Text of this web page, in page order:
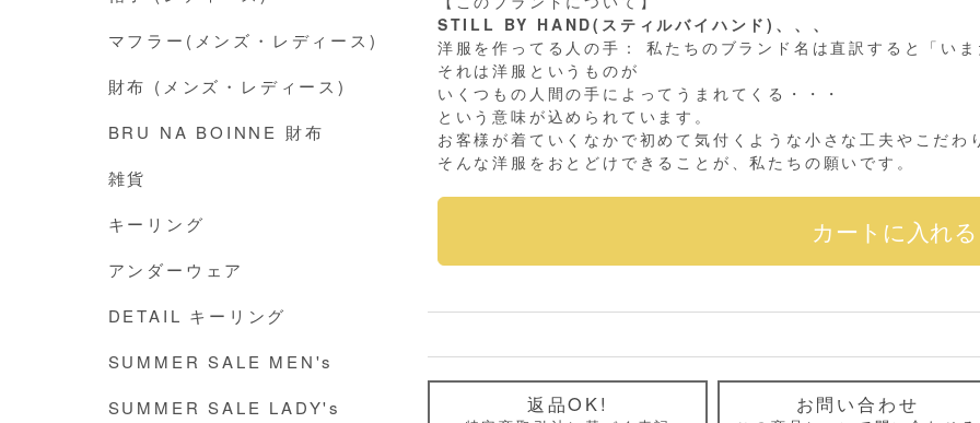
STILL BY HAND(スティルバイハンド)、、、
洋服を作ってる人の手： 私たちのブランド名は直訳すると「い
それは洋服というものが
いくつもの人間の手によってうまれてくる・・・
という意味が込められています。
お客様が着ていくなかで初めて気付くような小さな工夫やこだわ
そんな洋服をおとどけできることが、私たちの願いです。
返品OK! お問い合わせ
マフラー(メンズ・レディース)
財布 (メンズ・レディース)
BRU NA BOINNE 財布
雑貨
キーリング
アンダーウェア
DETAIL キーリング
SUMMER SALE MEN's
SUMMER SALE LADY's